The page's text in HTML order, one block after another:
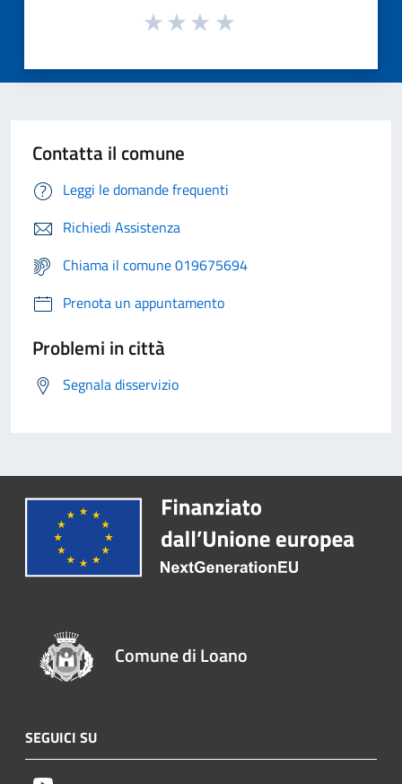
Contatta il comune
Leggi le domande frequenti
Richiedi Assistenza
Chiama il comune 019675694
Prenota un appuntamento
Problemi in città
Segnala disservizio
Comune di Loano
SEGUICI SU